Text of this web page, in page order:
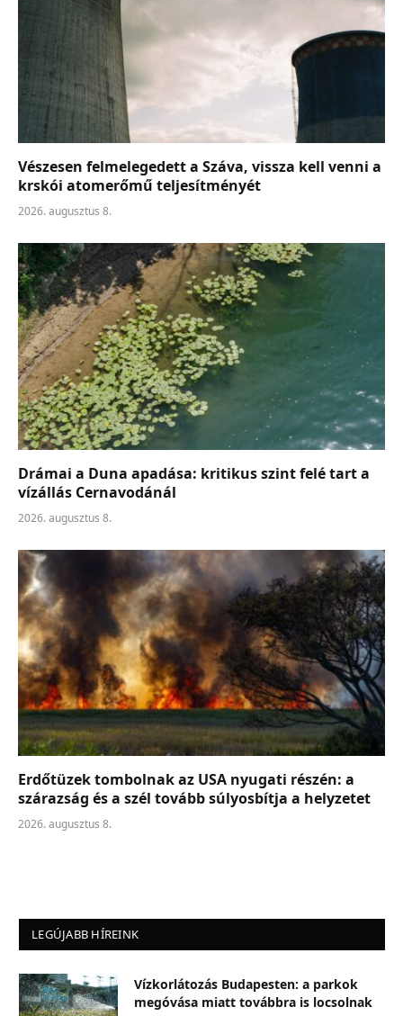
Vészesen felmelegedett a Száva, vissza kell venni a
krskói atomerőmű teljesítményét
2026. augusztus 8.
Drámai a Duna apadása: kritikus szint felé tart a
vízállás Cernavodánál
2026. augusztus 8.
Erdőtüzek tombolnak az USA nyugati részén: a
szárazság és a szél tovább súlyosbítja a helyzetet
2026. augusztus 8.
LEGÚJABB HÍREINK
Vízkorlátozás Budapesten: a parkok
megóvása miatt továbbra is locsolnak